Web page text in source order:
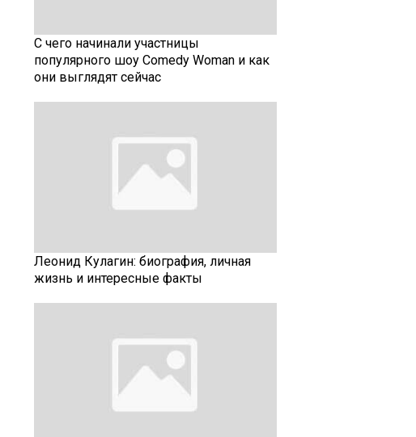
С чего начинали участницы
популярного шоу Comedy Woman и как
они выглядят сейчас
Леонид Кулагин: биография, личная
жизнь и интересные факты